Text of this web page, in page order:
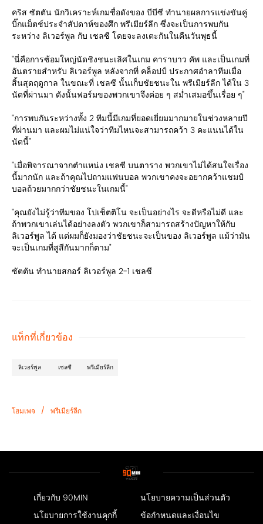
คริส ซัตตัน นักวิเคราะห์เกมชื่อดังของ บีบีซี ทำนายผลการแข่งขันคู่
บิ๊กแม็ตช์ประจำสัปดาห์ของศึก พรีเมียร์ลีก ซึ่งจะเป็นการพบกัน
ระหว่าง ลิเวอร์พูล กับ เชลซี โดยจะลงเตะกันในคืนวันพุธนี้
"นี่คือการซ้อมใหญ่นัดชิงชนะเลิศในเกม คาราบาว คัพ และเป็นเกมที่
อันตรายสำหรับ ลิเวอร์พูล หลังจากที่ คล็อปป์ ประกาศอำลาทีมเมื่อ
สิ้นสุดฤดูกาล ในขณะที่ เชลซี นั้นเก็บชัยชนะใน พรีเมียร์ลีก ได้ใน 3
นัดที่ผ่านมา ดังนั้นฟอร์มของพวกเขาจึงค่อย ๆ สม่ำเสมอขึ้นเรื่อย ๆ"
"การพบกันระหว่างทั้ง 2 ทีมนี้มีเกมที่ยอดเยี่ยมมากมายในช่วงหลายปี
ที่ผ่านมา และผมไม่แน่ใจว่าทีมไหนจะสามารถคว้า 3 คะแนนได้ใน
นัดนี้"
"เมื่อพิจารณาจากตำแหน่ง เชลซี บนตาราง พวกเขาไม่ได้สนใจเรื่อง
นี้มากนัก และถ้าคุณไปถามแฟนบอล พวกเขาคงจะอยากคว้าแชมป์
บอลถ้วยมากกว่าชัยชนะในเกมนี้"
"คุณยังไม่รู้ว่าทีมของ โปเช็ตติโน จะเป็นอย่างไร จะดีหรือไม่ดี และ
ถ้าพวกเขาเล่นได้อย่างลงตัว พวกเขาก็สามารถสร้างปัญหาให้กับ
ลิเวอร์พูล ได้ แต่ผมก็ยังมองว่าชัยชนะจะเป็นของ ลิเวอร์พูล แม้ว่ามัน
จะเป็นเกมที่สูสีกันมากก็ตาม"
ซัตตัน ทำนายสกอร์ ลิเวอร์พูล 2-1 เชลซี
แท็กที่เกี่ยวข้อง
ลิเวอร์พูล เชลซี พรีเมียร์ลีก
โฮมเพจ / พรีเมียร์ลีก
เกี่ยวกับ 90MIN
นโยบายความเป็นส่วนตัว
นโยบายการใช้งานคุกกี้
ข้อกำหนดและเงื่อนไข